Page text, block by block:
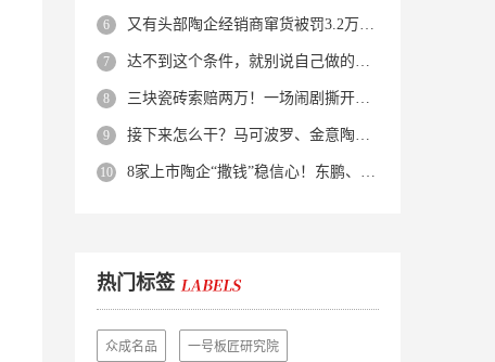
又有头部陶企经销商窜货被罚3.2万！品牌区域保护岌岌可危？
达不到这个条件，就别说自己做的是质感砖！
三块瓷砖索赔两万！一场闹剧撕开了装修“碰瓷”的遮羞布
接下来怎么干？马可波罗、金意陶、蒙娜丽莎、箭牌、欧神诺、宏宇…
8家上市陶企“撒钱”稳信心！东鹏、蒙娜丽莎等启动回购增持
热门标签
众成名品 一号板匠研究院